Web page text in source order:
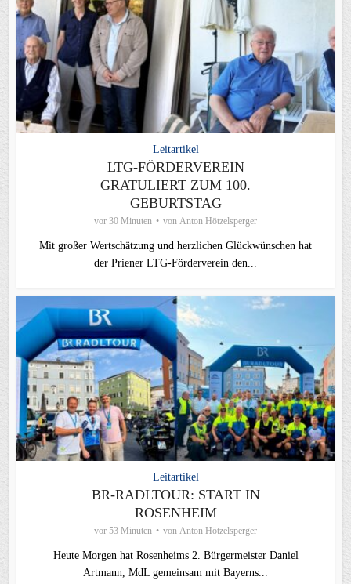
Leitartikel
LTG-FÖRDERVEREIN
GRATULIERT ZUM 100.
GEBURTSTAG
vor 30 Minuten von Anton Hötzelsperger
Mit großer Wertschätzung und herzlichen Glückwünschen hat
der Priener LTG‑Förderverein den...
Leitartikel
BR-RADLTOUR: START IN
ROSENHEIM
vor 53 Minuten von Anton Hötzelsperger
Heute Morgen hat Rosenheims 2. Bürgermeister Daniel
Artmann, MdL gemeinsam mit Bayerns...